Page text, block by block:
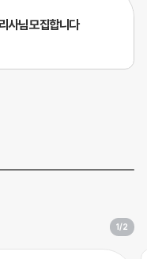
사님 모집합니다
1/2